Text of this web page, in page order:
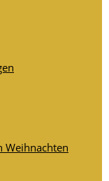
Weihnachten